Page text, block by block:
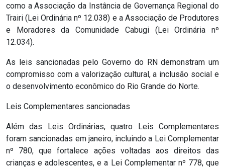
CÂMARA
MUNICIPAL
DE
MACAU
CAMPEONATO
DE
BLOCOS
CAPACITAÇÃO
como a Associação da Instância de Governança Regional do
Trairi (Lei Ordinária nº 12.038) e a Associação de Produtores
e Moradores da Comunidade Cabugi (Lei Ordinária nº
12.034).
As leis sancionadas pelo Governo do RN demonstram um
compromisso com a valorização cultural, a inclusão social e
o desenvolvimento econômico do Rio Grande do Norte.
Leis Complementares sancionadas
Além das Leis Ordinárias, quatro Leis Complementares
foram sancionadas em janeiro, incluindo a Lei Complementar
nº 780, que fortalece ações voltadas aos direitos das
crianças e adolescentes, e a Lei Complementar nº 778, que